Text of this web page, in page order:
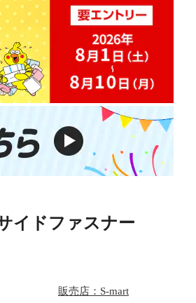
イドファスナー
販売店：S-mart